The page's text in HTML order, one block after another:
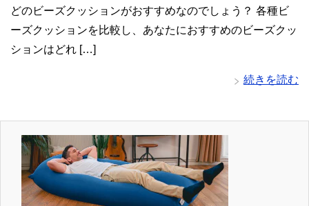
どのビーズクッションがおすすめなのでしょう？ 各種ビ
ーズクッションを比較し、あなたにおすすめのビーズクッ
ションはどれ […]
続きを読む